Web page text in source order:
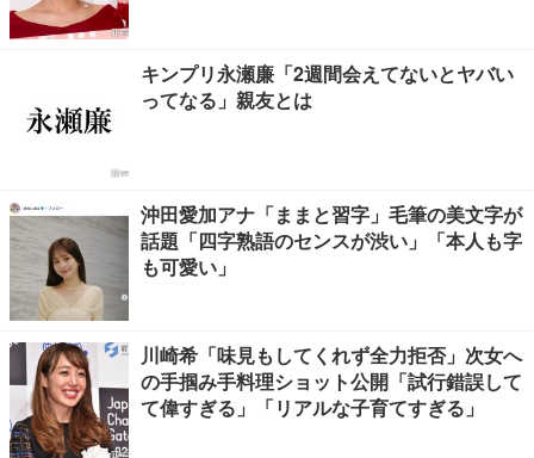
キンプリ永瀬廉「2週間会えてないとヤバい
ってなる」親友とは
沖田愛加アナ「ままと習字」毛筆の美文字が
話題「四字熟語のセンスが渋い」「本人も字
も可愛い」
川崎希「味見もしてくれず全力拒否」次女へ
の手掴み手料理ショット公開「試行錯誤して
て偉すぎる」「リアルな子育てすぎる」